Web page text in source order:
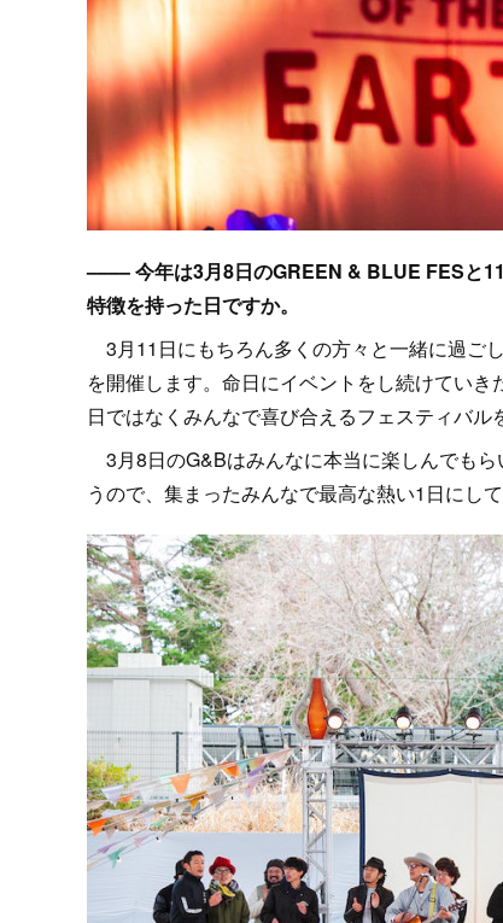
–––– 今年は3月8日のGREEN & BLUE FESと
特徴を持った日ですか。
3月11日にもちろん多くの方々と一緒に過ご
を開催します。命日にイベントをし続けてい
日ではなくみんなで喜び合えるフェスティバル
3月8日のG&Bはみんなに本当に楽しんでも
うので、集まったみんなで最高な熱い1日にし